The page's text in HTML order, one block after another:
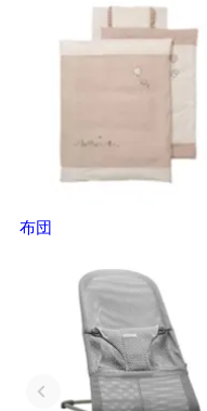
布団